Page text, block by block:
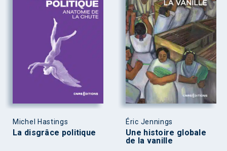
Michel Hastings
La disgrâce politique
Éric Jennings
Une histoire globale
de la vanille